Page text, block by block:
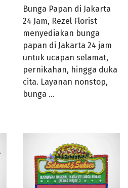
Bunga Papan di Jakarta
24 Jam, Rezel Florist
menyediakan bunga
papan di Jakarta 24 jam
untuk ucapan selamat,
pernikahan, hingga duka
cita. Layanan nonstop,
bunga …